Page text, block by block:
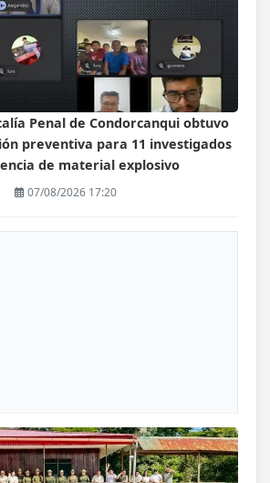
Penal de Condorcanqui obtuvo
preventiva para 11 investigados
de material explosivo
07/08/2026 17:20